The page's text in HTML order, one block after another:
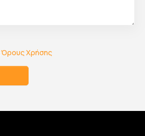
Όρους Χρήσης